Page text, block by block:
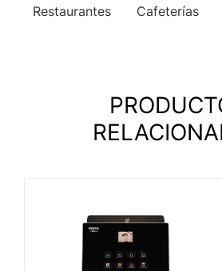
Restaurantes Cafeterías